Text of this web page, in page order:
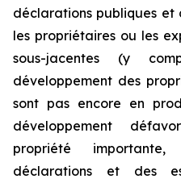
déclarations publiques
les propriétaires ou les
sous-jacentes (y
développement des
sont pas encore en
développement
propriété
déclarations et des